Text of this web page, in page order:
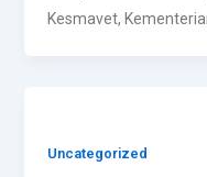
Kesmavet,
Uncategorized